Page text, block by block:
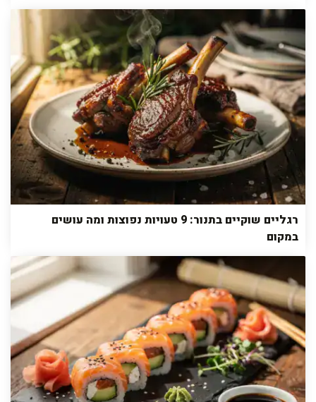
רגליים שוקיים בתנור: 9 טעויות נפוצות ומה עושים
במקום